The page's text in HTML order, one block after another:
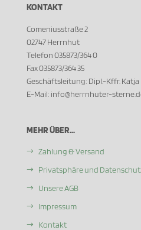
KONTAKT
Comeniusstraße 2
02747 Herrnhut
Telefon 035873/364 0
Fax 035873/364 35
Geschäftsleitung: Dipl.-Kffr.
E-Mail: info@herrnhuter-
MEHR ÜBER...
Zahlung & Versand
Privatsphäre und
Unsere AGB
Impressum
Kontakt